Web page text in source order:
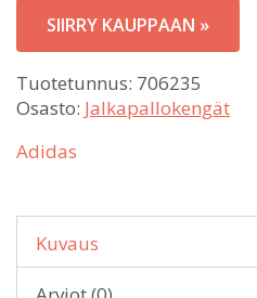
SIIRRY KAUPPAAN »
Tuotetunnus: 706235
Osasto: Jalkapallokengät
Adidas
Kuvaus